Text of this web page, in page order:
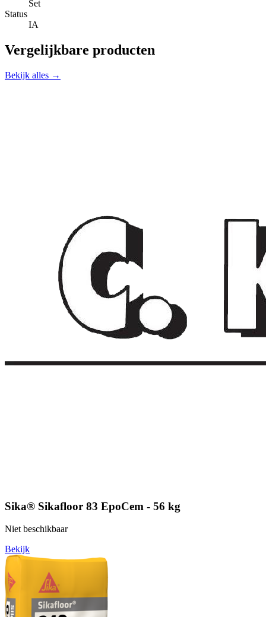
Set
Status
IA
Vergelijkbare producten
Bekijk alles →
Sika® Sikafloor 83 EpoCem - 56 kg
Niet beschikbaar
Bekijk